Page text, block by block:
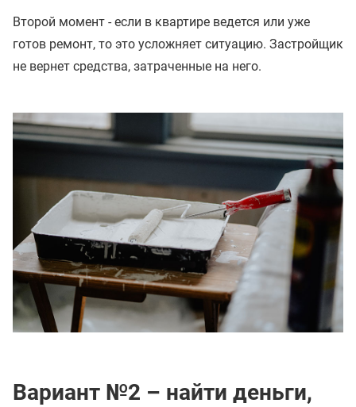
Второй момент - если в квартире ведется или уже
готов ремонт, то это усложняет ситуацию. Застройщик
не вернет средства, затраченные на него.
Вариант №2 – найти деньги,